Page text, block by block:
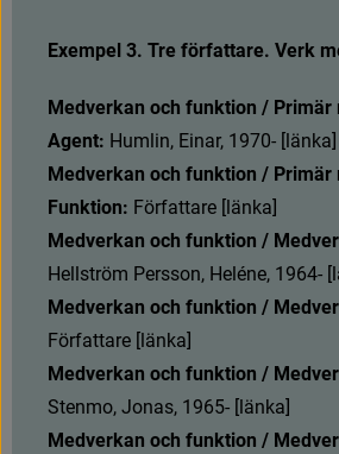
Exempel 3. Tre författare. Verk
Medverkan och funktion / Primär
Agent: Humlin, Einar, 1 970- [länka]
Medverkan och funktion / Primär
Funktion: Författare [länka]
Medverkan och funktion /
Hellström Persson, Heléne, 1964-
Medverkan och funktion /
Författare [länka]
Medverkan och funktion /
Stenmo, Jonas, 1965- [länka]
Medverkan och funktion /